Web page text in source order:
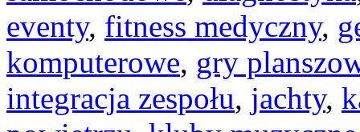
eventy, fitness medyczny,
komputerowe, gry
integracja zespołu, jachty,